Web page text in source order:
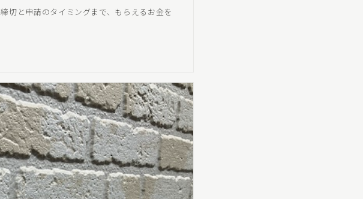
切と申請のタイミングまで、もらえるお金を